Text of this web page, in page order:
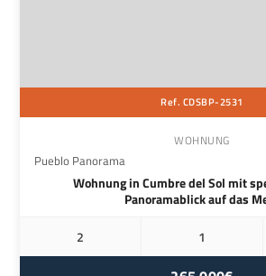
Ref. CDSBP-2531
WOHNUNG
Pueblo Panorama
Wohnung in Cumbre del Sol mit
Panoramablick auf das
2
1